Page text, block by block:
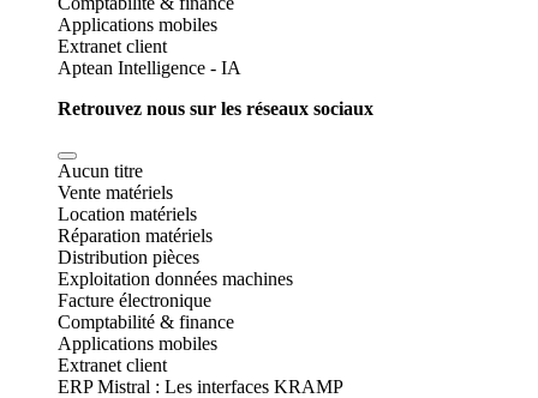
Applications mobiles
Extranet client
Aptean Intelligence - IA
Retrouvez nous sur les réseaux sociaux
Aucun titre
Vente matériels
Location matériels
Réparation matériels
Distribution pièces
Exploitation données machines
Facture électronique
Comptabilité & finance
Applications mobiles
Extranet client
ERP Mistral : Les interfaces KRAMP